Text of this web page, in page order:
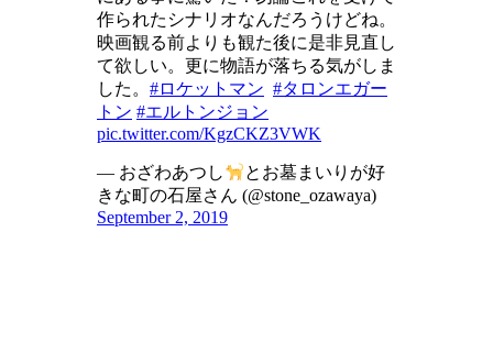
作られたシナリオなんだろうけどね。
映画観る前よりも観た後に是非見直し
て欲しい。更に物語が落ちる気がしま
した。 #ロケットマン #タロンエガー
トン #エルトンジョン
pic.twitter.com/KgzCKZ3VWK
— おざわあつし
とお墓まいりが好
きな町の石屋さん (@stone_ozawaya)
September 2, 2019